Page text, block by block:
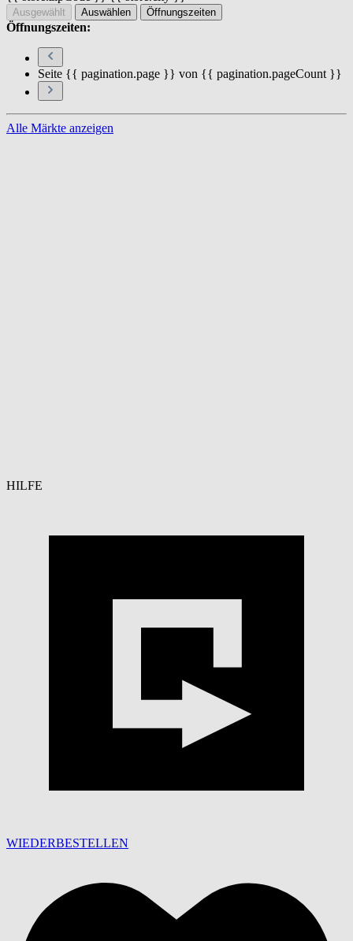
Ausgewählt Auswählen Öffnungszeiten
Öffnungszeiten:
Seite {{ pagination.page }} von {{ pagination.pageCount }}
Alle Märkte anzeigen
HILFE
WIEDERBESTELLEN